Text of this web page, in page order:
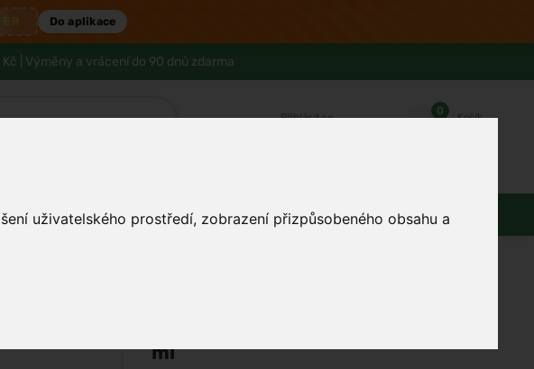
uživatelského prostředí, zobrazení přizpůsobeného obsahu a
Do aplikace
| Výměny a vrácení do 90 dnů zdarma
Přihlásit se
0
Košík
Zdraví Domácnost Dárky Obuv / oblečení
ml